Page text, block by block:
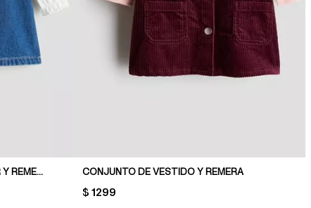
CONJUNTO DE VESTIDO JUMPER Y REMERA CONJUNTO DE VESTIDO Y REMERA
PRICE:
$ 1299